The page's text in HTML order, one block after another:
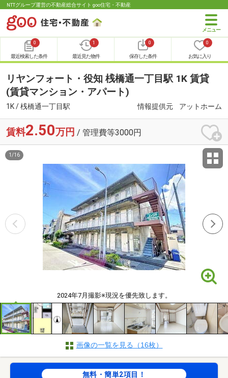
NTTグループ運営の不動産総合サイト goo住宅・不動産
0
最近検索した条件
1
最近見た物件
0
保存した条件
0
お気に入り
リヤンフォート・役知 桟橋通一丁目駅 1K 賃貸
(賃貸マンション・アパート)
1K / 桟橋通一丁目駅 情報提供元 アットホーム
賃料2.50万円 / 管理費等3000円
2024年7月撮影※現況を優先致します。
1 /16
画像の一覧を見る（16枚）
無料・簡単2項目！